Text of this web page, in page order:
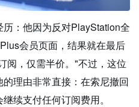
：他因为反对PlayStation全
会员页面，结果就在最后
阅，仅需半价。"不过，这位
理由非常直接：在索尼撤回
续支付任何订阅费用。